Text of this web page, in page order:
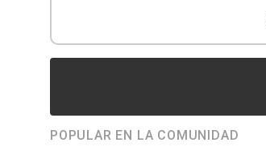
POPULAR EN LA COMUNIDAD